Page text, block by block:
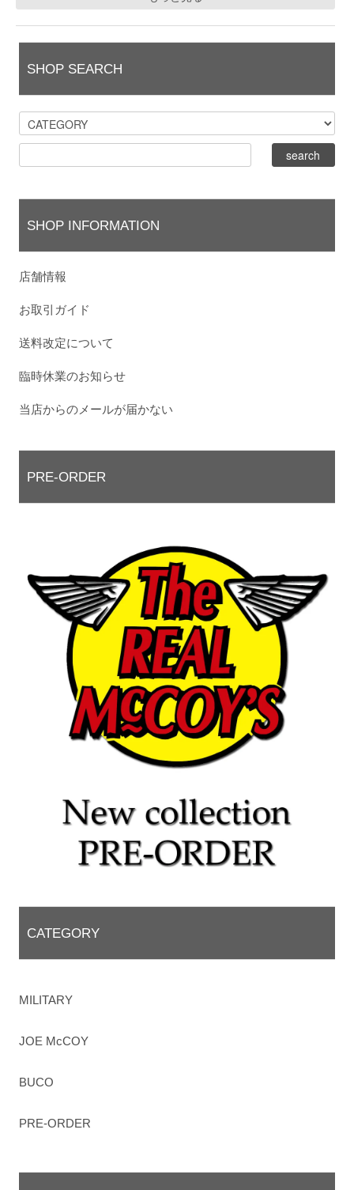
SHOP SEARCH
SHOP INFORMATION
店舗情報
お取引ガイド
送料改定について
臨時休業のお知らせ
当店からのメールが届かない
PRE-ORDER
CATEGORY
MILITARY
JOE McCOY
BUCO
PRE-ORDER